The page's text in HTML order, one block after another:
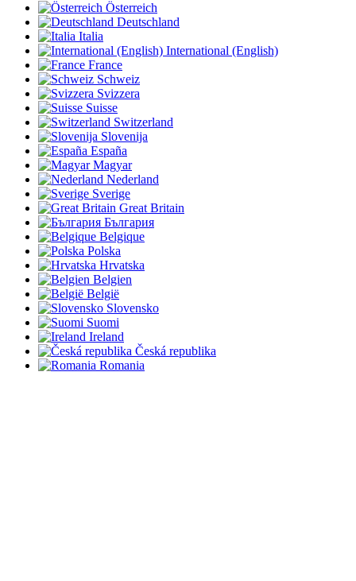
Österreich
Deutschland
Italia
International (English)
France
Schweiz
Svizzera
Suisse
Switzerland
Slovenija
España
Magyar
Nederland
Sverige
Great Britain
България
Belgique
Polska
Hrvatska
Belgien
België
Slovensko
Suomi
Ireland
Česká republika
Romania